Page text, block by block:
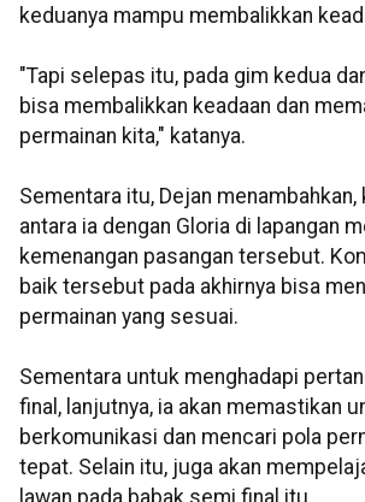
keduanya mampu membalikkan
"Tapi selepas itu, pada gim kedua
bisa membalikkan keadaan dan
permainan kita," katanya.
Sementara itu, Dejan
antara ia dengan Gloria di lapangan
kemenangan pasangan tersebut.
baik tersebut pada akhirnya bisa
permainan yang sesuai.
Sementara untuk menghadapi
final, lanjutnya, ia akan memastikan
berkomunikasi dan mencari pola
tepat. Selain itu, juga akan